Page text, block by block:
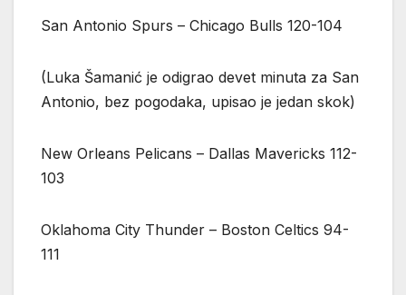
San Antonio Spurs – Chicago Bulls 120-104
(Luka Šamanić je odigrao devet minuta za San
Antonio, bez pogodaka, upisao je jedan skok)
New Orleans Pelicans – Dallas Mavericks 112-
103
Oklahoma City Thunder – Boston Celtics 94-
111